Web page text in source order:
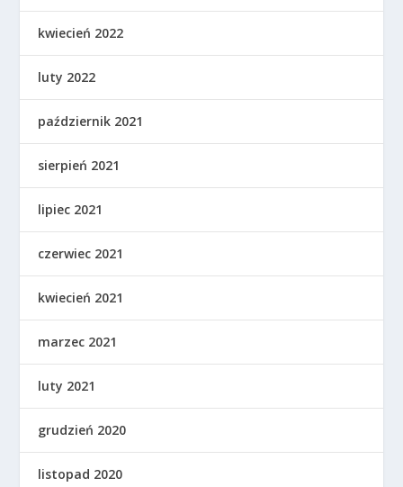
kwiecień 2022
luty 2022
październik 2021
sierpień 2021
lipiec 2021
czerwiec 2021
kwiecień 2021
marzec 2021
luty 2021
grudzień 2020
listopad 2020